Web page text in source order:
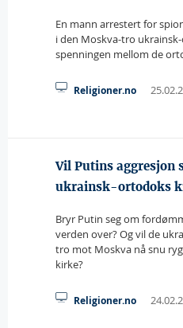
En mann arrestert for
i den Moskva-tro
spenningen mellom de
Religioner.no
Vil Putins aggresjon
ukrainsk-ortodoks
Bryr Putin seg om
verden over? Og vil de
tro mot Moskva nå snu
kirke?
Religioner.no